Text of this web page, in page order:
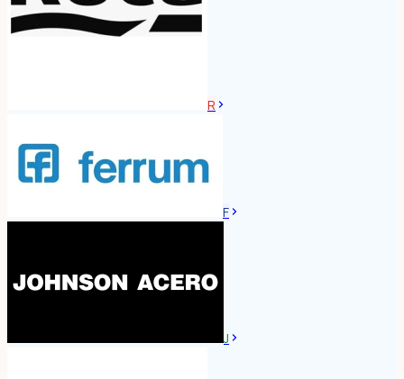
R
F
J